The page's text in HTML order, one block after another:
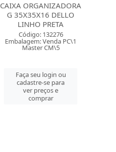
CAIXA ORGANIZADORA
G 35X35X16 DELLO
LINHO PRETA
Código: 132276
Embalagem: Venda PC\1
Master CM\5
Faça seu login ou
cadastre-se para
ver preços e
comprar